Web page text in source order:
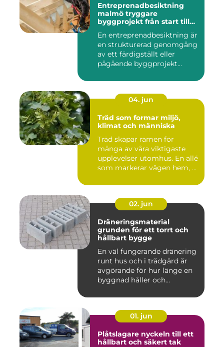
Entreprenadbesiktning
malmö tryggare
byggprojekt från start till
En entreprenadbesiktning är
en strukturerad genomgång
av ett färdigställt eller
pågående byggprojekt...
04. jun
Träd som formar miljö,
klimat och människa
Träd skapar ramen för
många av våra viktigaste
upplevelser utomhus. En allé
som markerar vägen hem, ...
02. jun
Dräneringsmaterial
grunden för ett torrt och
hållbart bygge
En väl fungerande dränering
runt hus och i trädgård är
avgörande för hur länge en
byggnad håller och...
01. jun
Plåtslagare nyckeln till ett
hållbart och säkert tak